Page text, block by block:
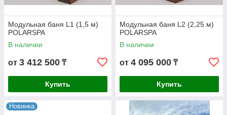
Модульная баня L1 (1,5 м)
POLARSPA
В наличии
от 3 412 500 ₸
Купить
Модульная баня L2 (2,25 м)
POLARSPA
В наличии
от 4 095 000 ₸
Купить
Новинка